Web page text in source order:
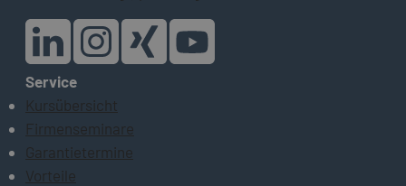
Service
Kursübersicht
Firmenseminare
Garantietermine
Vorteile